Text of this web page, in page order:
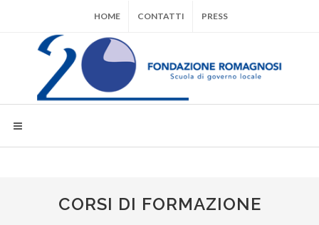
HOME CONTATTI PRESS
CORSI DI FORMAZIONE